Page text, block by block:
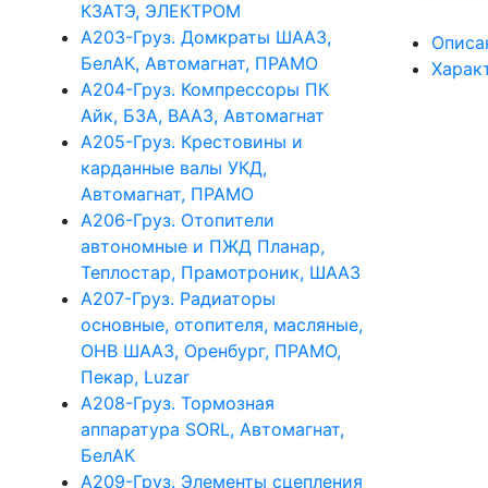
КЗАТЭ, ЭЛЕКТРОМ
А203-Груз. Домкраты ШААЗ,
БелАК, Автомагнат, ПРАМО
А204-Груз. Компрессоры ПК
Айк, БЗА, ВААЗ, Автомагнат
А205-Груз. Крестовины и
карданные валы УКД,
Автомагнат, ПРАМО
А206-Груз. Отопители
автономные и ПЖД Планар,
Теплостар, Прамотроник, ШААЗ
А207-Груз. Радиаторы
основные, отопителя, масляные,
ОНВ ШААЗ, Оренбург, ПРАМО,
Пекар, Luzar
А208-Груз. Тормозная
аппаратура SORL, Автомагнат,
БелАК
А209-Груз. Элементы сцепления